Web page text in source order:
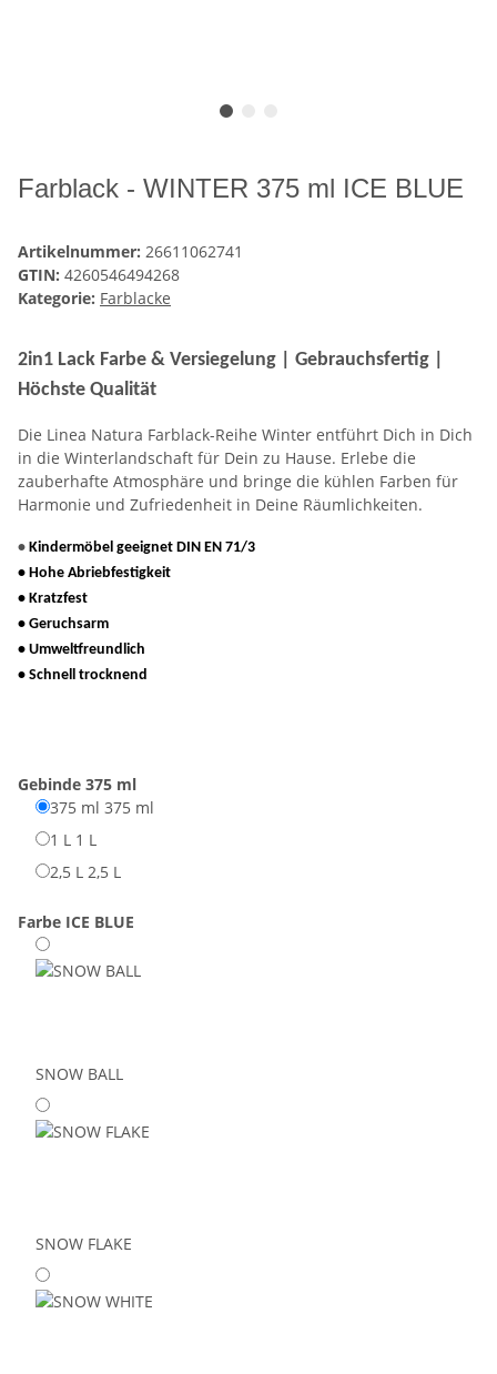
Farblack - WINTER 375 ml ICE BLUE
Artikelnummer: 26611062741
GTIN: 4260546494268
Kategorie: Farblacke
2in1 Lack Farbe & Versiegelung | Gebrauchsfertig |
Höchste Qualität
Die Linea Natura Farblack-Reihe Winter entführt Dich in Dich
in die Winterlandschaft für Dein zu Hause. Erlebe die
zauberhafte Atmosphäre und bringe die kühlen Farben für
Harmonie und Zufriedenheit in Deine Räumlichkeiten.
• Kindermöbel geeignet DIN EN 71/3
• Hohe Abriebfestigkeit
• Kratzfest
• Geruchsarm
• Umweltfreundlich
• Schnell trocknend
Gebinde 375 ml
375 ml 375 ml
1 L 1 L
2,5 L 2,5 L
Farbe ICE BLUE
SNOW BALL
SNOW FLAKE